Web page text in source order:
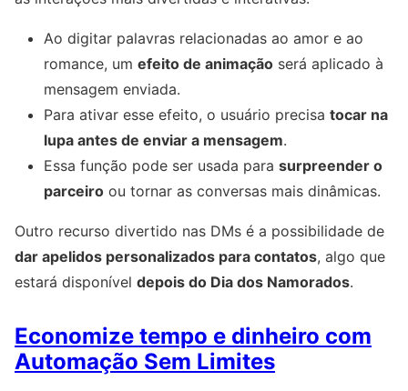
Ao digitar palavras relacionadas ao amor e ao
romance, um efeito de animação será aplicado à
mensagem enviada.
Para ativar esse efeito, o usuário precisa tocar na
lupa antes de enviar a mensagem.
Essa função pode ser usada para surpreender o
parceiro ou tornar as conversas mais dinâmicas.
Outro recurso divertido nas DMs é a possibilidade de
dar apelidos personalizados para contatos, algo que
estará disponível depois do Dia dos Namorados.
Economize tempo e dinheiro com
Automação Sem Limites